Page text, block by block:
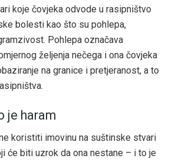
koje čovjeka odvode u rasipništvo
bolesti kao što su pohlepa,
Pohlepa označava
željenja nečega i ona čovjeka
na granice i pretjeranost, a to
je haram
koristiti imovinu na suštinske stvari
će biti uzrok da ona nestane – i to je